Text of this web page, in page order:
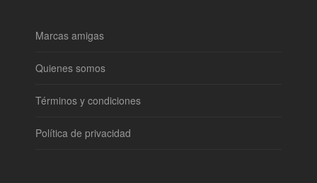
Marcas amigas
Quienes somos
Términos y condiciones
Política de privacidad